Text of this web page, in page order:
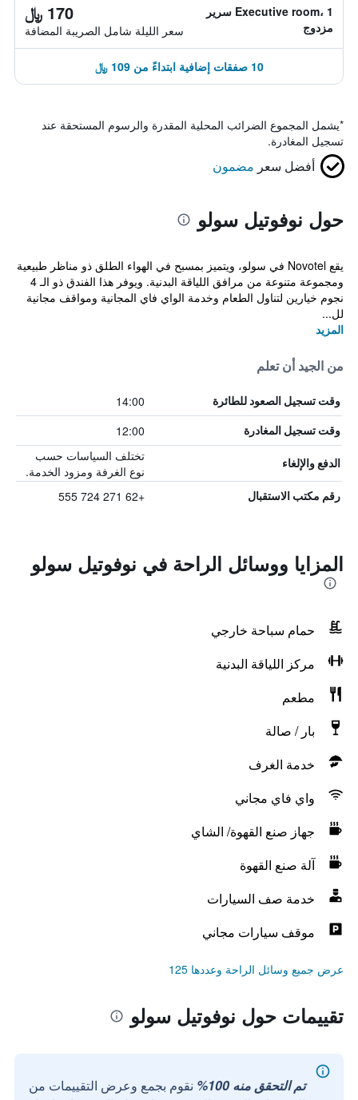
Executive room، 1 سرير
مزدوج
170 ﷼
سعر الليلة شامل الصريبة المضافة
10 صفقات إضافية ابتداءً من 109 ﷼
*يشمل المجموع الضرائب المحلية المقدرة والرسوم المستحقة عند
تسجيل المغادرة.
أفضل سعر مضمون
حول نوفوتيل سولو
يقع Novotel في سولو، ويتميز بمسبح في الهواء الطلق ذو مناظر طبيعية
ومجموعة متنوعة من مرافق اللياقة البدنية. ويوفر هذا الفندق ذو الـ 4
نجوم خيارين لتناول الطعام وخدمة الواي فاي المجانية ومواقف مجانية
لل...
المزيد
من الجيد أن تعلم
وقت تسجيل الصعود للطائرة 14:00
وقت تسجيل المغادرة 12:00
الدفع والإلغاء
تختلف السياسات حسب
نوع الغرفة ومزود الخدمة.
رقم مكتب الاستقبال +62 271 724 555
المزايا ووسائل الراحة في نوفوتيل سولو
حمام سباحة خارجي
مركز اللياقة البدنية
مطعم
بار / صالة
خدمة الغرف
واي فاي مجاني
جهاز صنع القهوة/ الشاي
آلة صنع القهوة
خدمة صف السيارات
موقف سيارات مجاني
عرض جميع وسائل الراحة وعددها 125
تقييمات حول نوفوتيل سولو
تم التحقق منه 100%
نقوم بجمع وعرض التقييمات من